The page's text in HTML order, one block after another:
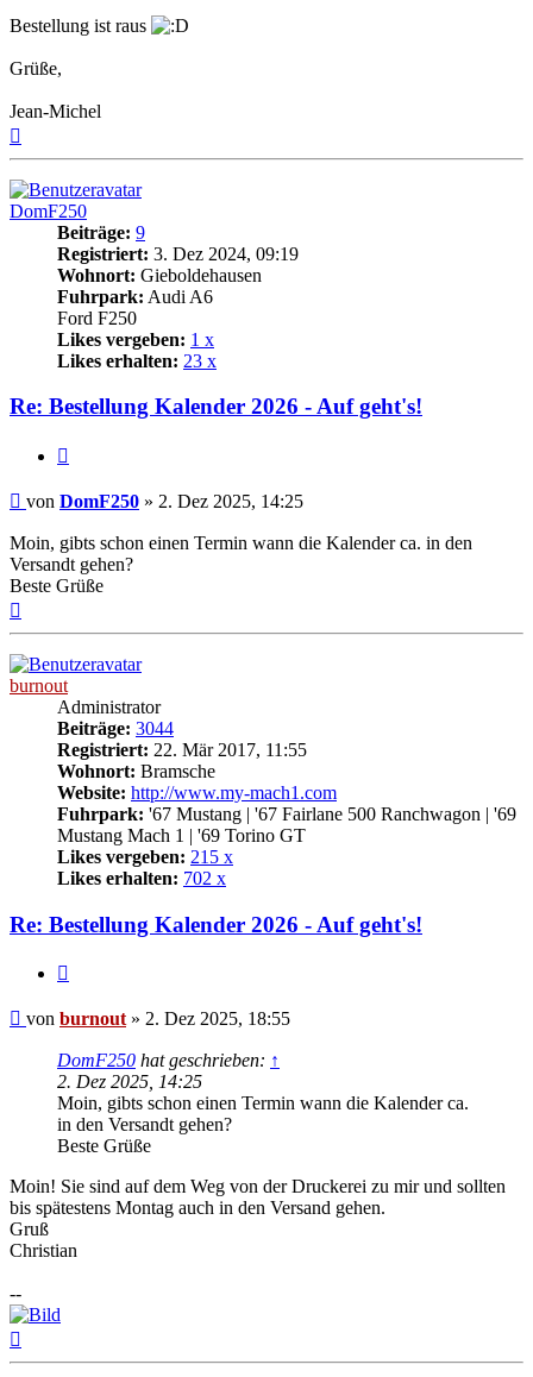
Bestellung ist raus
Grüße,
Jean-Michel
DomF250
Beiträge: 9
Registriert: 3. Dez 2024, 09:19
Wohnort: Gieboldehausen
Fuhrpark: Audi A6
Ford F250
Likes vergeben: 1 x
Likes erhalten: 23 x
Re: Bestellung Kalender 2026 - Auf geht's!
Beitrag
von DomF250 » 2. Dez 2025, 14:25
Moin, gibts schon einen Termin wann die Kalender ca. in den
Versandt gehen?
Beste Grüße
burnout
Administrator
Beiträge: 3044
Registriert: 22. Mär 2017, 11:55
Wohnort: Bramsche
Website: http://www.my-mach1.com
Fuhrpark: '67 Mustang | '67 Fairlane 500 Ranchwagon | '69
Mustang Mach 1 | '69 Torino GT
Likes vergeben: 215 x
Likes erhalten: 702 x
Re: Bestellung Kalender 2026 - Auf geht's!
Beitrag
von burnout» 2. Dez 2025, 18:55
DomF250 hat geschrieben: ↑
2. Dez 2025, 14:25
Moin, gibts schon einen Termin wann die Kalender ca.
in den Versandt gehen?
Beste Grüße
Moin! Sie sind auf dem Weg von der Druckerei zu mir und sollten
bis spätestens Montag auch in den Versand gehen.
Gruß
Christian
--
oben